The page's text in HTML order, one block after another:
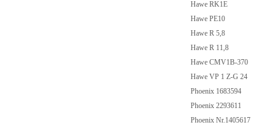
Hawe RK1E
Hawe PE10
Hawe R 5,8
Hawe R 11,8
Hawe CMV1B-370
Hawe VP 1 Z-G 24
Phoenix 1683594
Phoenix 2293611
Phoenix Nr.1405617